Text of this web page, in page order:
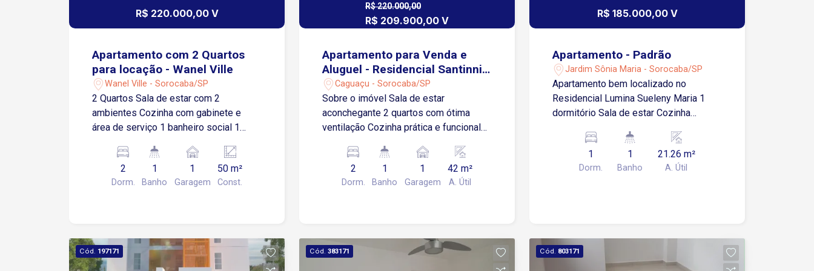
R$ 220.000,00 V
Apartamento com 2 Quartos
para locação - Wanel Ville
Wanel Ville - Sorocaba/SP
2 Quartos Sala de estar com 2
ambientes Cozinha com gabinete e
área de serviço 1 banheiro social 1
Localização Privilegiada Situado na Av.
Elias Maluf Próximo a comércios em
geral, mercados e farmácias Agende
2
Dorm.
1
Banho
1
Garagem
50 m²
Const.
R$ 220.000,00
R$ 209.900,00 V
Apartamento para Venda e
Aluguel - Residencial Santinni -
Sorocaba/SP
Caguaçu - Sorocaba/SP
Sobre o imóvel Sala de estar
aconchegante 2 quartos com ótima
ventilação Cozinha prática e funcional
integrada 1 vaga de garagem
descoberta Condomínio O Residencial
Santinni oferece uma estrutura
com paisagismo agradável Localizado
na zona norte de Sorocaba, o
2
Dorm.
1
Banho
1
Garagem
42 m²
A. Útil
R$ 185.000,00 V
Apartamento - Padrão
Jardim Sônia Maria - Sorocaba/SP
Apartamento bem localizado no
Residencial Lumina Sueleny Maria 1
dormitório Sala de estar Cozinha
1
Dorm.
1
Banho
21.26 m²
A. Útil
Cód. 197171 Cód. 383171 Cód. 803171